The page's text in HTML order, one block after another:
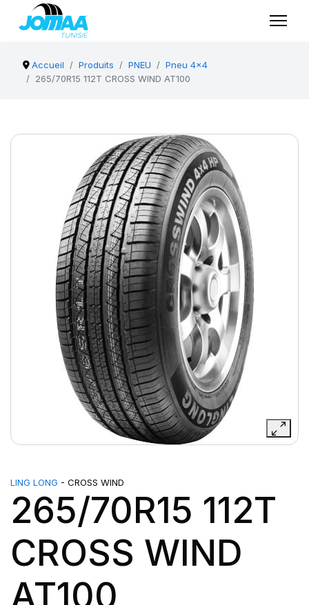
Accueil Produits PNEU
Pneu 4x4
265/70R15 112T CROSS WIND AT100
LING LONG - CROSS WIND
265/70R15 112T
CROSS WIND
AT100